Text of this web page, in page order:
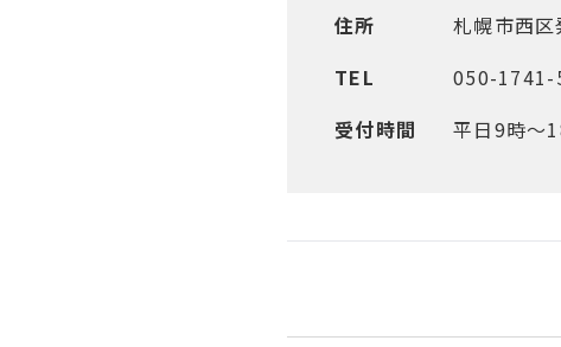
住所
札幌市西
TEL
050-1741-
受付時間
平日9時～